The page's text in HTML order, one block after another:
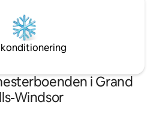
i Grand
Windsor